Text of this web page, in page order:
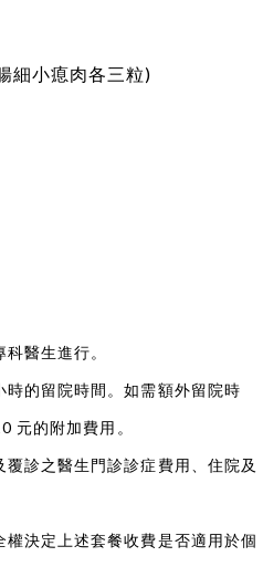
細小瘜肉各三粒)
醫生進行。
時的留院時間。如需額外留院時
元的附加費用。
診之醫生門診診症費用、住院及
決定上述套餐收費是否適用於個